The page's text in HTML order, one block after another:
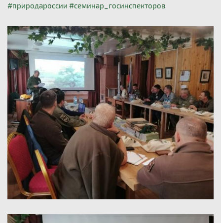
#природароссии #семинар_госинспекторов